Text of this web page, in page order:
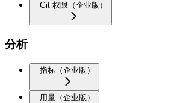
Git 权限（企业版）
分析
指标（企业版）
用量（企业版）